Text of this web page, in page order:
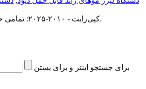
© کپی‌رایت - ۲۰۱۰-۲۰۲۵: تمامی حقوق محفوظ است.
برای جستجو اینتر و برای بستن